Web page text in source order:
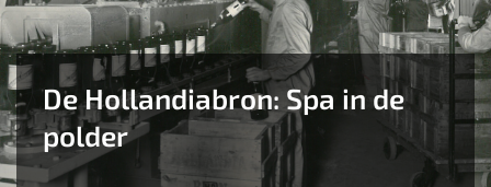
De Hollandiabron: Spa in de
polder